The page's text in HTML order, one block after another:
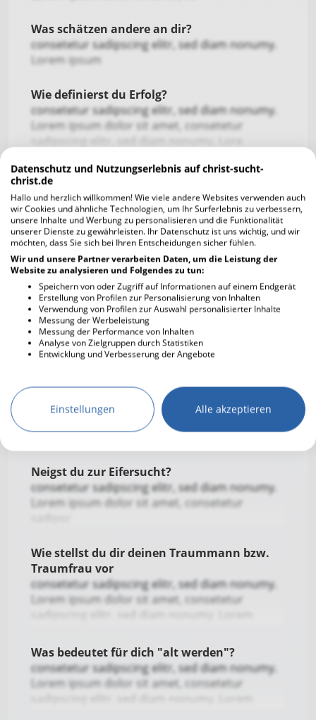
Was schätzen andere an dir?
consetetur sadipscing elitr, sed diam nonumy.
Lorem ipsum
Wie definierst du Erfolg?
consetetur sadipscing elitr, sed diam nonumy.
Lorem ipsum dolor sit amet, consetetur
Wofür bist du besonders dankbar?
consetetur sadipscing elitr, sed diam nonumy.
Lorem ipsum dolor sit amet, consetetur
sadipscing elitr, sed diam nonumy. Lore
Wovor hast du Angst?
consetetur s
Was für eine Rolle spielt Geld in deinem
Leben?
consetetur sadipscing elitr, sed diam nonumy.
Lorem
Bist du ein Tierfreund?
consetetur sadipscing elitr, sed diam nonumy.
Lorem ipsum dolor sit amet, consetetur
sadipscing elitr, sed diam nonumy. Lorem
ipsum dolor sit amet, co
Neigst du zur Eifersucht?
consetetur sadipscing elitr, sed diam nonumy.
Lorem ipsum dolor sit amet, consetetur
Wie stellst du dir deinen Traummann bzw.
Traumfrau vor
consetetur sadipscing elitr, sed diam nonumy.
Lorem ipsum dolor sit amet, consetetur
elitr, sed diam nonumy. Lorem ipsum dolor sit
amet, consetetur sadipscing elitr, sed diam
nonumy. Lorem ipsum dolor sit amet,
consetetur sadipscing elitr, sed diam nonumy.
Was bedeutet für dich "alt werden"?
consetetur sadipscing elitr, sed diam nonumy.
Lorem ipsum dolor sit amet, consetetur
Datenschutz und Nutzungserlebnis auf christ-sucht-
christ.de
Hallo und herzlich willkommen! Wie viele andere Websites verwenden auch
wir Cookies und ähnliche Technologien, um Ihr Surferlebnis zu verbessern,
unsere Inhalte und Werbung zu personalisieren und die Funktionalität
unserer Dienste zu gewährleisten. Ihr Datenschutz ist uns wichtig, und wir
möchten, dass Sie sich bei Ihren Entscheidungen sicher fühlen.
Wir und unsere Partner verarbeiten Daten, um die Leistung der
Website zu analysieren und Folgendes zu tun:
Speichern von oder Zugriff auf Informationen auf einem Endgerät
Erstellung von Profilen zur Personalisierung von Inhalten
Verwendung von Profilen zur Auswahl personalisierter Inhalte
Messung der Werbeleistung
Messung der Performance von Inhalten
Analyse von Zielgruppen durch Statistiken
Entwicklung und Verbesserung der Angebote
Einstellungen Alle akzeptieren